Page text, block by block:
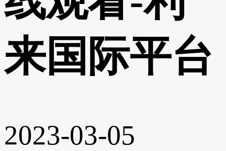
来国际平台
2023-03-05